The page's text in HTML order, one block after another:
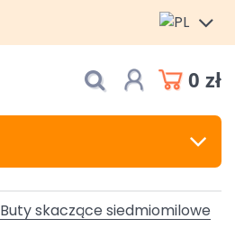
0 zł
Buty skaczące siedmiomilowe